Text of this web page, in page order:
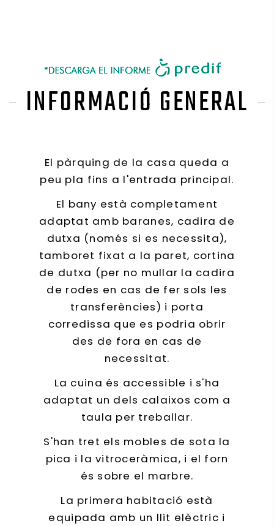
INFORMACIÓ GENERAL
El pàrquing de la casa queda a
peu pla fins a l'entrada principal.
El bany està completament
adaptat amb baranes, cadira de
dutxa (només si es necessita),
tamboret fixat a la paret, cortina
de dutxa (per no mullar la cadira
de rodes en cas de fer sols les
transferències) i porta
corredissa que es podria obrir
des de fora en cas de
necessitat.
La cuina és accessible i s'ha
adaptat un dels calaixos com a
taula per treballar.
S'han tret els mobles de sota la
pica i la vitroceràmica, i el forn
és sobre el marbre.
La primera habitació està
equipada amb un llit elèctric i